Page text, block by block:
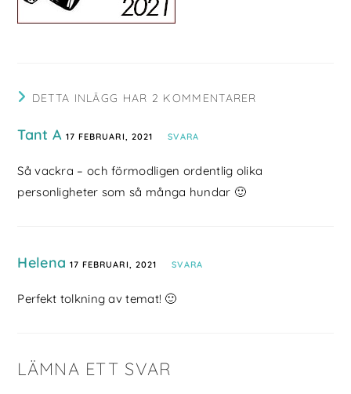
DETTA INLÄGG HAR 2 KOMMENTARER
Tant A 17 FEBRUARI, 2021 SVARA
Så vackra – och förmodligen ordentlig olika
personligheter som så många hundar 🙂
Helena 17 FEBRUARI, 2021 SVARA
Perfekt tolkning av temat! 🙂
LÄMNA ETT SVAR